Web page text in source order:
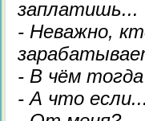
заплатишь...
- Неважно,
- В чём
- А что